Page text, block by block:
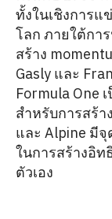
ทั้งในเชิงการ
โลก ภายใต้กา
สร้าง
Gasly และ
Formula One
สำหรับการสร้
และ Alpine มี
ในการสร้างอิท
ตัวเอง